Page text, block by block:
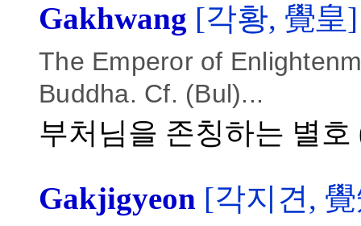
Gakhwang [각황, 覺皇]
The Emperor of
Buddha. Cf. (Bul)...
부처님을 존칭하는 별
Gakjigyeon [각지견,